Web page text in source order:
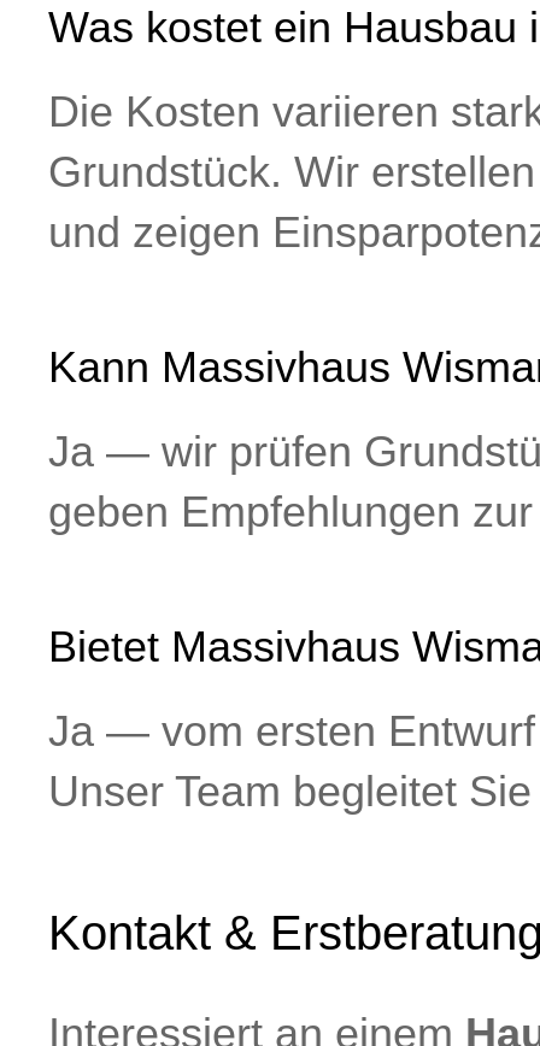
Was kostet ein Hausbau
Die Kosten variieren
Grundstück. Wir
und zeigen
Kann Massivhaus
Ja — wir prüfen
geben Empfehlungen
Bietet Massivhaus
Ja — vom ersten
Unser Team begleitet
Kontakt &
Interessiert an einem